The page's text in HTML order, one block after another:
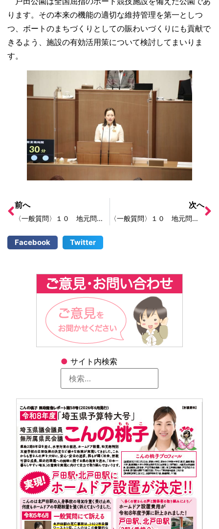
● サイト内検索
ります。その本来の機能の適切な維持管理を第一としつ
つ、ボートのまちづくりとしての賑わいづくりにも貢献で
きるよう、施設の有効活用策について検討してまいりま
す。
前へ
〈一般質問〉１０ 地元問題について
次へ
〈一般質問〉１０ 地元問題について
Facebook Twitter